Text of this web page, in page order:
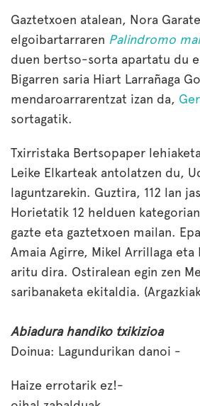
Gaztetxoen atalean, Nora
elgoibartarraren Palindromo
duen bertso-sorta apartatu du
Bigarren saria Hiart Larrañaga
mendaroarrarentzat izan da,
sortagatik.
Txirristaka Bertsopaper
Leike Elkarteak antolatzen du,
laguntzarekin. Guztira, 112 lan
Horietatik 12 helduen
gazte eta gaztetxoen mailan.
Amaia Agirre, Mikel Arrillaga eta
aritu dira. Ostiralean egin zen
saribanaketa ekitaldia.
Abiadura handiko txikizioa
Doinua: Lagundurikan danoi -
Haize errotarik ez!-